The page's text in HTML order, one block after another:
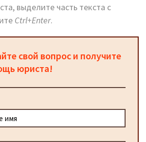
выделите часть текста с
Ctrl+Enter.
свой вопрос и получите
юриста!